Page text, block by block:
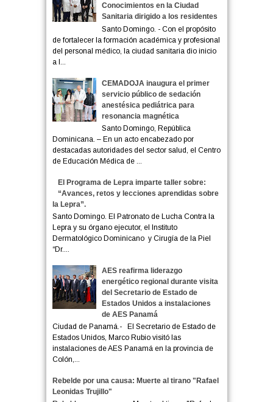
Conocimientos en la Ciudad
Sanitaria dirigido a los residentes
Santo Domingo. - Con el propósito
de fortalecer la formación académica y profesional
del personal médico, la ciudad sanitaria dio inicio
a l...
CEMADOJA inaugura el primer
servicio público de sedación
anestésica pediátrica para
resonancia magnética
Santo Domingo, República
Dominicana. – En un acto encabezado por
destacadas autoridades del sector salud, el Centro
de Educación Médica de ...
El Programa de Lepra imparte taller sobre:
“Avances, retos y lecciones aprendidas sobre
la Lepra”.
Santo Domingo. El Patronato de Lucha Contra la
Lepra y su órgano ejecutor, el Instituto
Dermatológico Dominicano y Cirugía de la Piel
“Dr....
AES reafirma liderazgo
energético regional durante visita
del Secretario de Estado de
Estados Unidos a instalaciones
de AES Panamá
Ciudad de Panamá.- El Secretario de Estado de
Estados Unidos, Marco Rubio visitó las
instalaciones de AES Panamá en la provincia de
Colón,...
Rebelde por una causa: Muerte al tirano "Rafael
Leonidas Trujillo"